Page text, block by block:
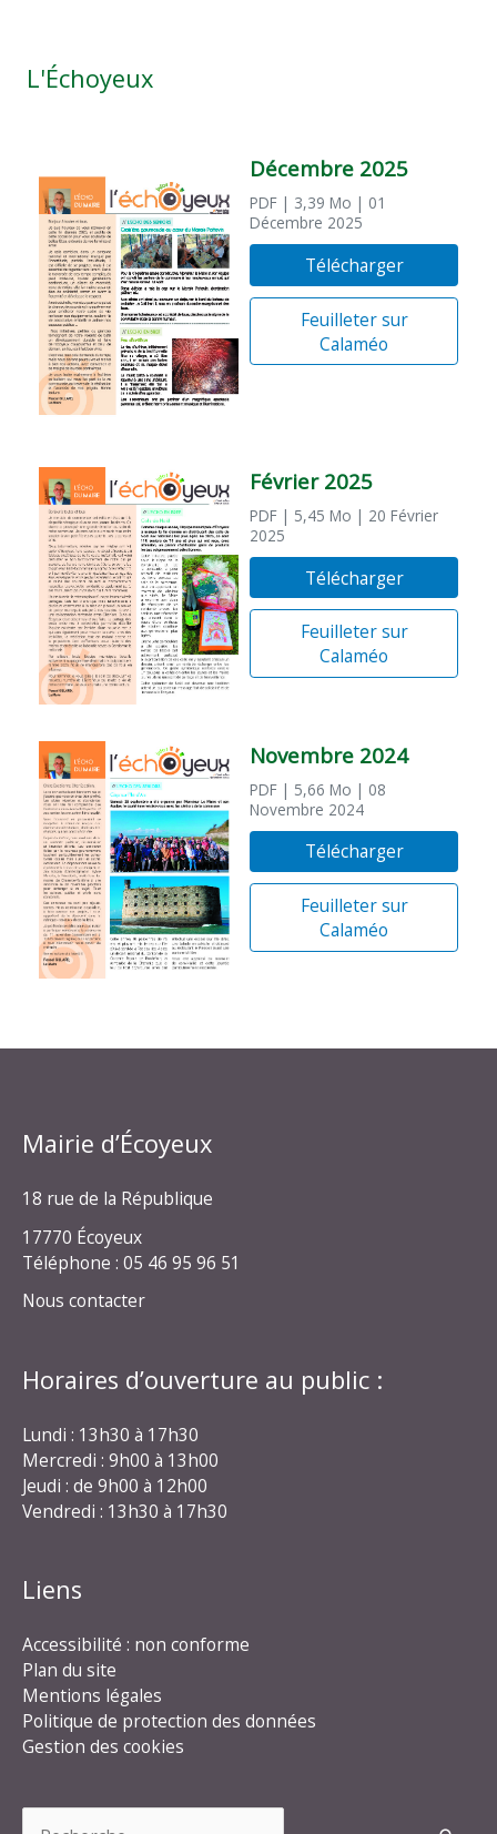
L'Échoyeux
Décembre 2025
PDF | 3,39 Mo | 01
Décembre 2025
Télécharger
Feuilleter sur
Calaméo
Février 2025
PDF | 5,45 Mo | 20 Février
2025
Télécharger
Feuilleter sur
Calaméo
Novembre 2024
PDF | 5,66 Mo | 08
Novembre 2024
Télécharger
Feuilleter sur
Calaméo
Mairie d’Écoyeux
18 rue de la République
17770 Écoyeux
Téléphone : 05 46 95 96 51
Nous contacter
Horaires d’ouverture au public :
Lundi : 13h30 à 17h30
Mercredi : 9h00 à 13h00
Jeudi : de 9h00 à 12h00
Vendredi : 13h30 à 17h30
Liens
Accessibilité : non conforme
Plan du site
Mentions légales
Politique de protection des données
Gestion des cookies